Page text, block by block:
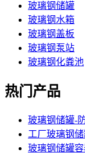
玻璃钢储罐
玻璃钢水箱
玻璃钢盖板
玻璃钢泵站
玻璃钢化粪池
热门产品
玻璃钢储罐-
工厂玻璃钢
玻璃钢储罐